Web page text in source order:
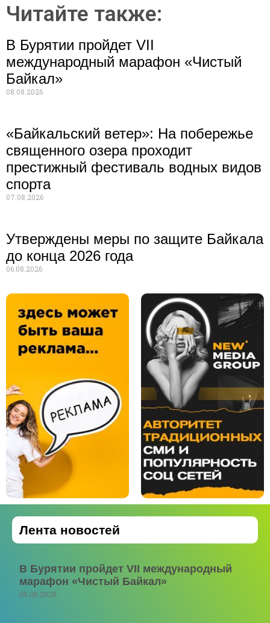
Читайте также:
В Бурятии пройдет VII
международный марафон «Чистый
Байкал»
08.08.2026
«Байкальский ветер»: На побережье
священного озера проходит
престижный фестиваль водных видов
спорта
07.08.2026
Утверждены меры по защите Байкала
до конца 2026 года
06.08.2026
Лента новостей
В Бурятии пройдет VII международный
марафон «Чистый Байкал»
08.08.2026